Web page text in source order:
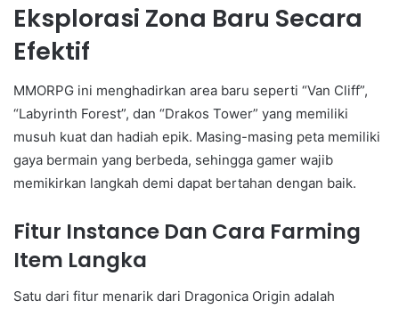
Eksplorasi Zona Baru Secara
Efektif
MMORPG ini menghadirkan area baru seperti “Van Cliff”,
“Labyrinth Forest”, dan “Drakos Tower” yang memiliki
musuh kuat dan hadiah epik. Masing-masing peta memiliki
gaya bermain yang berbeda, sehingga gamer wajib
memikirkan langkah demi dapat bertahan dengan baik.
Fitur Instance Dan Cara Farming
Item Langka
Satu dari fitur menarik dari Dragonica Origin adalah